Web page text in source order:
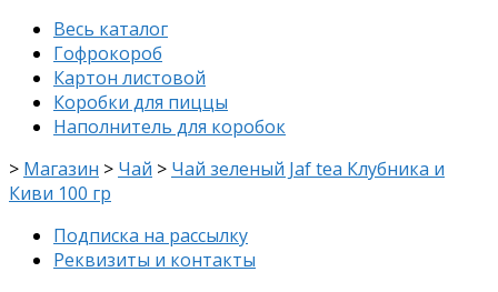
MenuВесь каталог
Гофрокороб
Картон листовой
Коробки для пиццы
Наполнитель для коробок
> Магазин > Чай > Чай зеленый Jaf tea Клубника и
Киви 100 гр
Подписка на рассылку
Реквизиты и контакты